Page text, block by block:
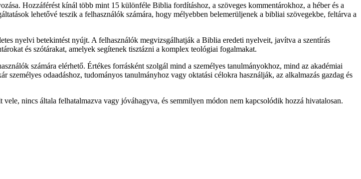
Hozzáférést kínál több mint 15 különféle Biblia fordításhoz, a szöveges kommentárokhoz, a héber és a
lehetővé teszik a felhasználók számára, hogy mélyebben belemerüljenek a bibliai szövegekbe, feltárva a
nyelvi betekintést nyújt. A felhasználók megvizsgálhatják a Biblia eredeti nyelveit, javítva a szentírás
és szótárakat, amelyek segítenek tisztázni a komplex teológiai fogalmakat.
számára elérhető. Értékes forrásként szolgál mind a személyes tanulmányokhoz, mind az akadémiai
odaadáshoz, tudományos tanulmányhoz vagy oktatási célokra használják, az alkalmazás gazdag és
nincs általa felhatalmazva vagy jóváhagyva, és semmilyen módon nem kapcsolódik hozzá hivatalosan.